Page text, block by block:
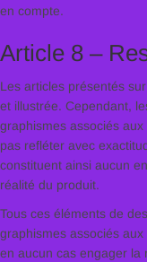
en compte.
Article 8 –
Les articles présentés
et illustrée. Cependant,
graphismes associés
pas refléter avec
constituent ainsi aucun
réalité du produit.
Tous ces éléments de
graphismes associés
en aucun cas engager la